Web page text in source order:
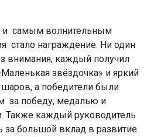
самым волнительным
стало награждение. Ни один
внимания, каждый получил
звёздочка» и яркий
а победители были
за победу, медалью и
Также каждый руководитель
за большой вклад в развитие